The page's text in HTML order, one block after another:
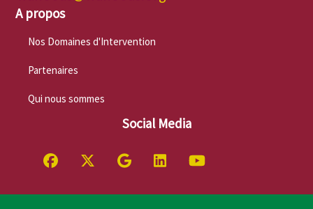
A propos
Nos Domaines d'Intervention
Partenaires
Qui nous sommes
Social Media